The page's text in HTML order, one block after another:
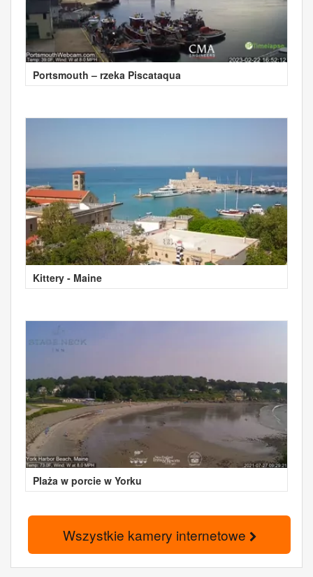
Portsmouth – rzeka Piscataqua
Kittery - Maine
Plaża w porcie w Yorku
Wszystkie kamery internetowe